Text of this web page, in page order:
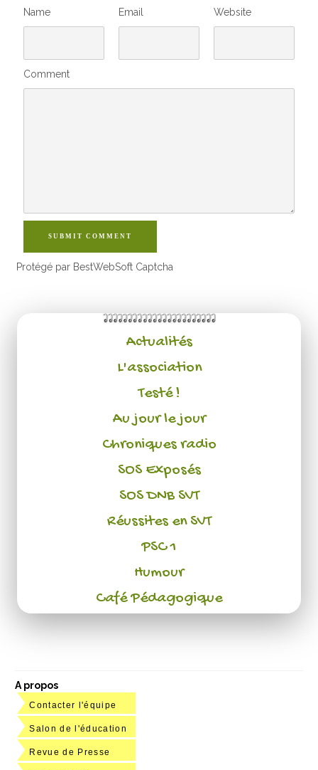
Name Email Website
Comment
SUBMIT COMMENT
Protégé par BestWebSoft Captcha
Actualités
L'association
Testé !
Au jour le jour
Chroniques radio
SOS Exposés
SOS DNB SVT
Réussites en SVT
PSC 1
Humour
Café Pédagogique
A propos
Contacter l'équipe
Salon de l'éducation
Revue de Presse